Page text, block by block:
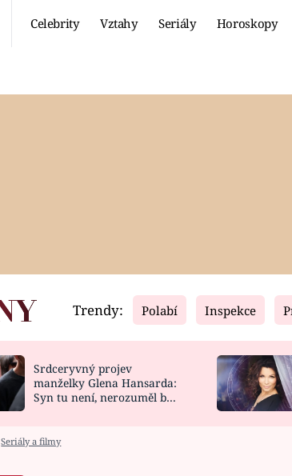
Celebrity Vztahy Seriály Horoskopy
Video
CELEBRITY
VAŘENÍ
Trendy: Polabí Inspekce
Srdceryvný projev
manželky Glena Hansarda:
Syn tu není, nerozuměl by
Seriály a filmy